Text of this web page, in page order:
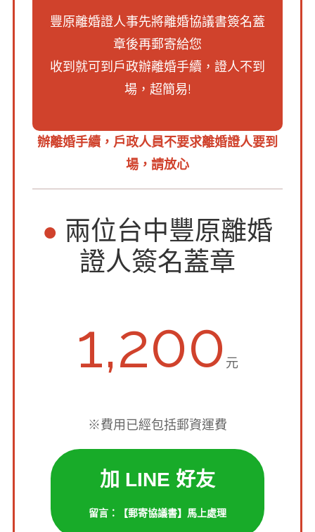
豐原離婚證人事先將離婚協議書簽名蓋
章後再郵寄給您
收到就可到戶政辦離婚手續，證人不到
場，超簡易!
辦離婚手續， 戶政人員不要求離婚證人要到
場，請放心
● 兩位台中豐原離婚
證人簽名蓋章
1,200 元
※費用已經包括郵資運費
加 LINE 好友
留言：【郵寄協議書】馬上處理